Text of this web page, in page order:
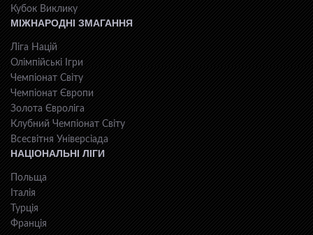
Кубок Виклику
МІЖНАРОДНІ ЗМАГАННЯ
Ліга Націй
Олімпійські Ігри
Чемпіонат Світу
Чемпіонат Європи
Золота Євроліга
Клубний Чемпіонат Світу
Всесвiтня Унiверсiaда
НАЦІОНАЛЬНІ ЛІГИ
Польща
Італія
Турція
Франція